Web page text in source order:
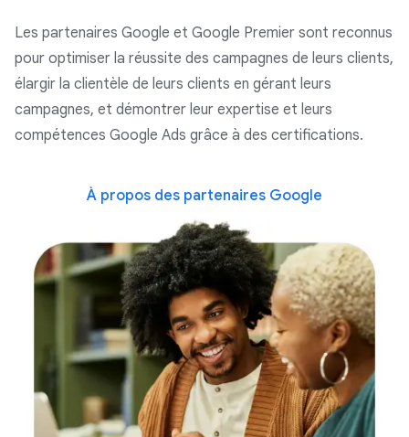
Les partenaires Google et Google Premier sont reconnus
pour optimiser la réussite des campagnes de leurs clients,
élargir la clientèle de leurs clients en gérant leurs
campagnes, et démontrer leur expertise et leurs
compétences Google Ads grâce à des certifications.
À propos des partenaires Google